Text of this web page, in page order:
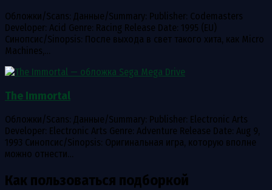
Обложки/Scans: Данные/Summary: Publisher: Codemasters
Developer: Acid Genre: Racing Release Date: 1995 (EU)
Синопсис/Sinopsis: После выхода в свет такого хита, как Micro
Machines,…
The Immortal
Обложки/Scans: Данные/Summary: Publisher: Electronic Arts
Developer: Electronic Arts Genre: Adventure Release Date: Aug 9,
1993 Синопсис/Sinopsis: Оригинальная игра, которую вполне
можно отнести…
Как пользоваться подборкой